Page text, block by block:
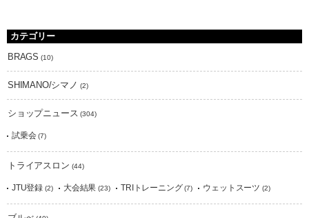
カテゴリー
BRAGS (10)
SHIMANO/シマノ (2)
ショップニュース (304)
試乗会(7)
トライアスロン (44)
JTU登録 (2) 大会結果 (23) TRIトレーニング (7) ウェットスーツ (2)